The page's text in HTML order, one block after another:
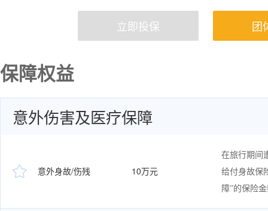
立即投保 团
保障权益
意外伤害及医疗保障
 意外身故/伤残 10万元
在旅行期间
给付身故保
障”的保险